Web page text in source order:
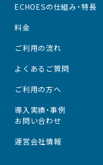
ECHOESの仕組み・特長
料金
ご利用の流れ
よくあるご質問
ご利用の方へ
導入実績・事例
お問い合わせ
運営会社情報